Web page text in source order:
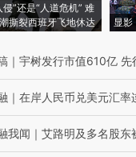
侵”还是“人道危机” 难
撕裂西班牙飞地休达
显影
｜ 宇树发行市值610亿 先
｜ 在岸人民币兑美元汇率
我闻 ｜ 艾路明及多名股东